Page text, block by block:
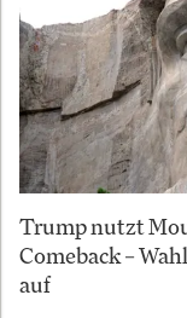
Trump nutzt
Comeback –
auf